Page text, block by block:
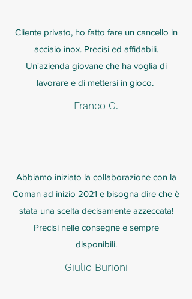
Cliente privato, ho fatto fare un cancello in
acciaio inox. Precisi ed affidabili.
Un'azienda giovane che ha voglia di
lavorare e di mettersi in gioco.
Franco G.
Abbiamo iniziato la collaborazione con la
Coman ad inizio 2021 e bisogna dire che è
stata una scelta decisamente azzeccata!
Precisi nelle consegne e sempre
disponibili.
Giulio Burioni